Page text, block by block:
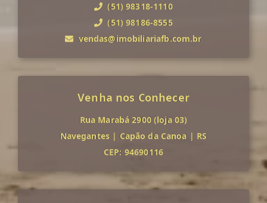
(51) 98318-1110
(51) 98186-8555
vendas@imobiliariafb.com.br
Venha nos Conhecer
Rua Marabá 2900 (loja 03)
Navegantes | Capão da Canoa | RS
CEP: 94690116